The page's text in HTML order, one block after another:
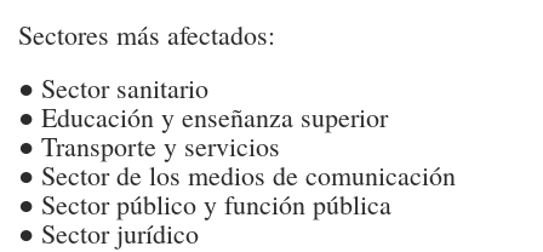
Sectores más afectados:
● Sector sanitario
● Educación y enseñanza superior
● Transporte y servicios
● Sector de los medios de comunicación
● Sector público y función pública
● Sector jurídico